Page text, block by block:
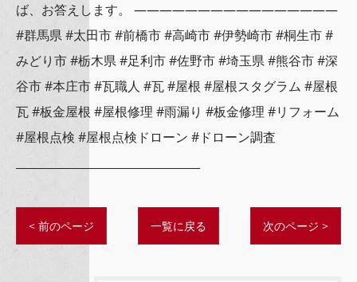
ば、お答えします。 ————————————————
#群馬県 #太田市 #前橋市 #高崎市 #伊勢崎市 #桐生市 #
みどり市 #栃木県 #足利市 #佐野市 #埼玉県 #熊谷市 #深
谷市 #本庄市 #瓦職人 #瓦 #屋根 #屋根スタグラム #屋根
瓦 #板金屋根 #屋根修理 #雨漏り #板金修理 #リフォーム
#屋根点検 #屋根点検ドローン #ドローン調査
< 前のページ 一覧に戻る 次のページ >